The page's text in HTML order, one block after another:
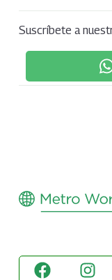
Suscríbete a